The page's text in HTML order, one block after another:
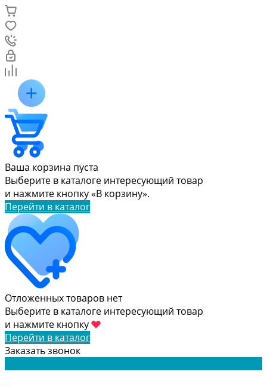
Ваша корзина пуста
Выберите в каталоге интересующий товар
и нажмите кнопку «В корзину».
Перейти в каталог
Отложенных товаров нет
Выберите в каталоге интересующий товар
и нажмите кнопку
Перейти в каталог
Заказать звонок